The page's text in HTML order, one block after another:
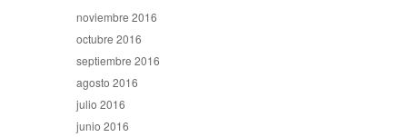
noviembre 2016
octubre 2016
septiembre 2016
agosto 2016
julio 2016
junio 2016